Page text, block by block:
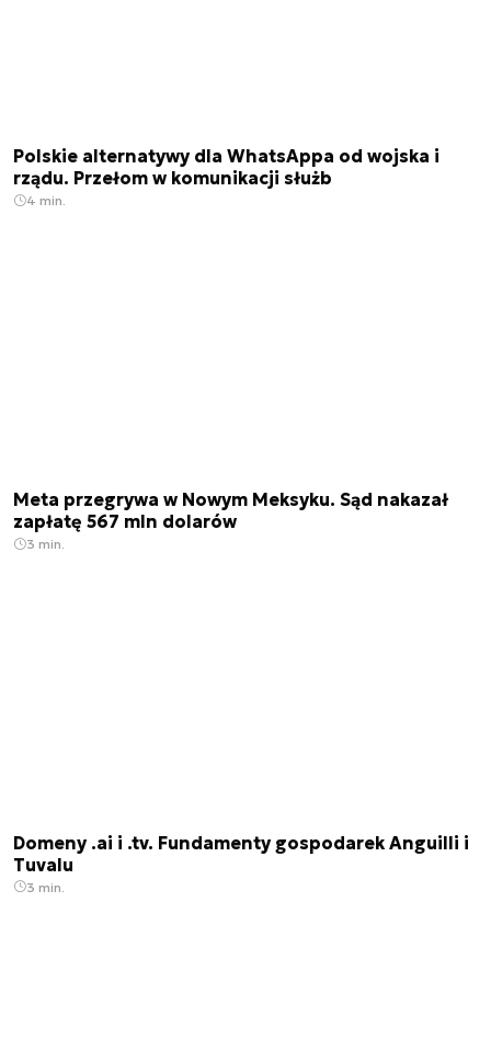
Polskie alternatywy dla WhatsAppa od wojska i
rządu. Przełom w komunikacji służb
4 min.
Meta przegrywa w Nowym Meksyku. Sąd nakazał
zapłatę 567 mln dolarów
3 min.
Domeny .ai i .tv. Fundamenty gospodarek Anguilli i
Tuvalu
3 min.